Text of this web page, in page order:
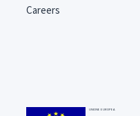
Careers
UNIONE EUROPEA